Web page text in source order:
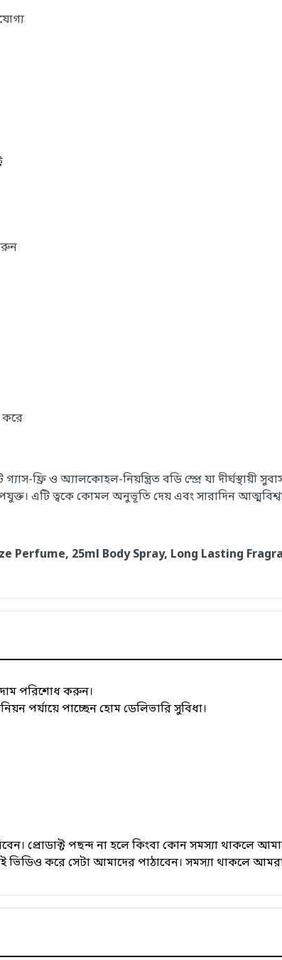
করে
ফ্রি ও অ্যালকোহল-নিয়ন্ত্রিত বডি স্প্রে যা দীর্ঘস্থায়ী
এটি ত্বকে কোমল অনুভূতি দেয় এবং সারাদিন
Perfume, 25ml Body Spray, Long Lasting
দাম পরিশোধ করুন।
পর্যায়ে পাচ্ছেন হোম ডেলিভারি সুবিধা।
প্রোডাক্ট পছন্দ না হলে কিংবা কোন সমস্যা
ভিডিও করে সেটা আমাদের পাঠাবেন। সমস্যা থাকলে